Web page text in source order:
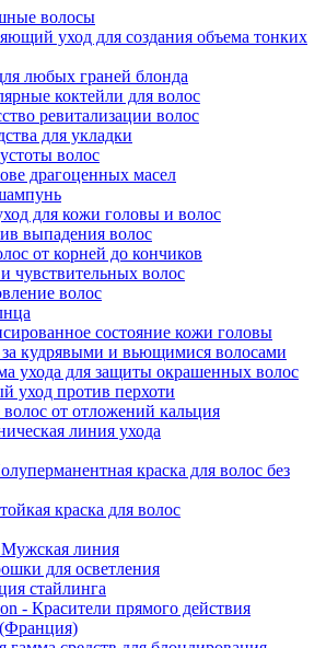
волосы
уход для создания объема тонких
любых граней блонда
коктейли для волос
ревитализации волос
для укладки
волос
драгоценных масел
для кожи головы и волос
выпадения волос
от корней до кончиков
чувствительных волос
волос
состояние кожи головы
кудрявыми и вьющимися волосами
ухода для защиты окрашенных волос
уход против перхоти
от отложений кальция
линия ухода
краска для волос без
краска для волос
Мужская линия
для осветления
стайлинга
- Красители прямого действия